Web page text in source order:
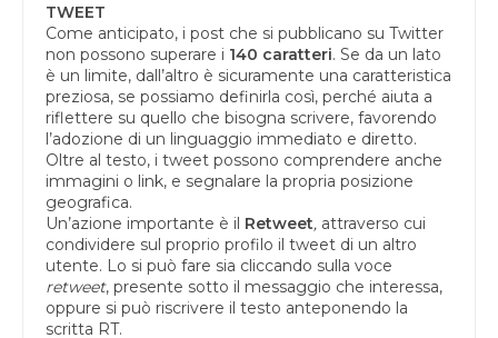
TWEET
Come anticipato, i post che si pubblicano su Twitter
non possono superare i 140 caratteri. Se da un lato
è un limite, dall’altro è sicuramente una caratteristica
preziosa, se possiamo definirla così, perché aiuta a
riflettere su quello che bisogna scrivere, favorendo
l’adozione di un linguaggio immediato e diretto.
Oltre al testo, i tweet possono comprendere anche
immagini o link, e segnalare la propria posizione
geografica.
Un’azione importante è il Retweet, attraverso cui
condividere sul proprio profilo il tweet di un altro
utente. Lo si può fare sia cliccando sulla voce
retweet, presente sotto il messaggio che interessa,
oppure si può riscrivere il testo anteponendo la
scritta RT.